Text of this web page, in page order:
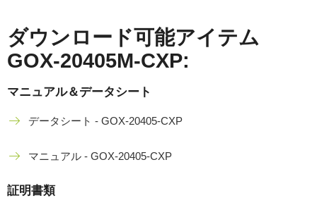
ダウンロード可能アイテム
GOX-20405M-CXP:
マニュアル＆データシート
データシート - GOX-20405-CXP
マニュアル - GOX-20405-CXP
証明書類